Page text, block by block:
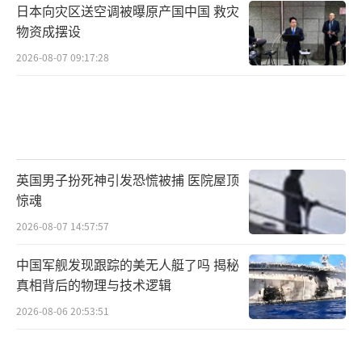
日本向灾区送空调被曝原产国中国 救灾
物资成摆设
2026-08-07 09:17:28
英国男子扮死神引发恐慌被捕 医院屋顶
惊魂
2026-08-07 14:57:57
中国军舰发现跟踪的美无人艇了吗 揭秘
真相背后的物理与技术逻辑
2026-08-06 20:53:51